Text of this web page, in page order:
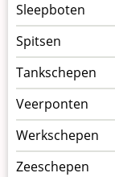
Sleepboten
Spitsen
Tankschepen
Veerponten
Werkschepen
Zeeschepen